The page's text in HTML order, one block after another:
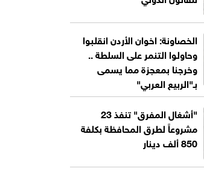
الخصاونة: اخوان الأردن انقلبوا
وحاولوا التنمر على السلطة ..
وخرجنا بمعجزة مما يسمى
بـ"الربيع العربي"
"أشغال المفرق" تنفذ 23
مشروعاً لطرق المحافظة بكلفة
850 ألف دينار